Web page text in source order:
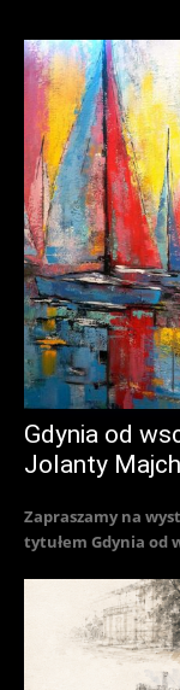
Gdynia od
Jolanty
Zapraszamy na
tytułem Gdynia od